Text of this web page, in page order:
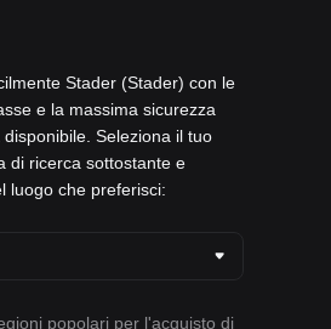
Stader (Stader) con le
e la massima sicurezza
Seleziona il tuo
di ricerca sottostante e
luogo che preferisci:
popolari per l'acquisto di